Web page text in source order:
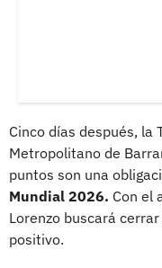
Cinco días después, la
Metropolitano de
puntos son una
Mundial 2026. Con el
Lorenzo buscará
positivo.